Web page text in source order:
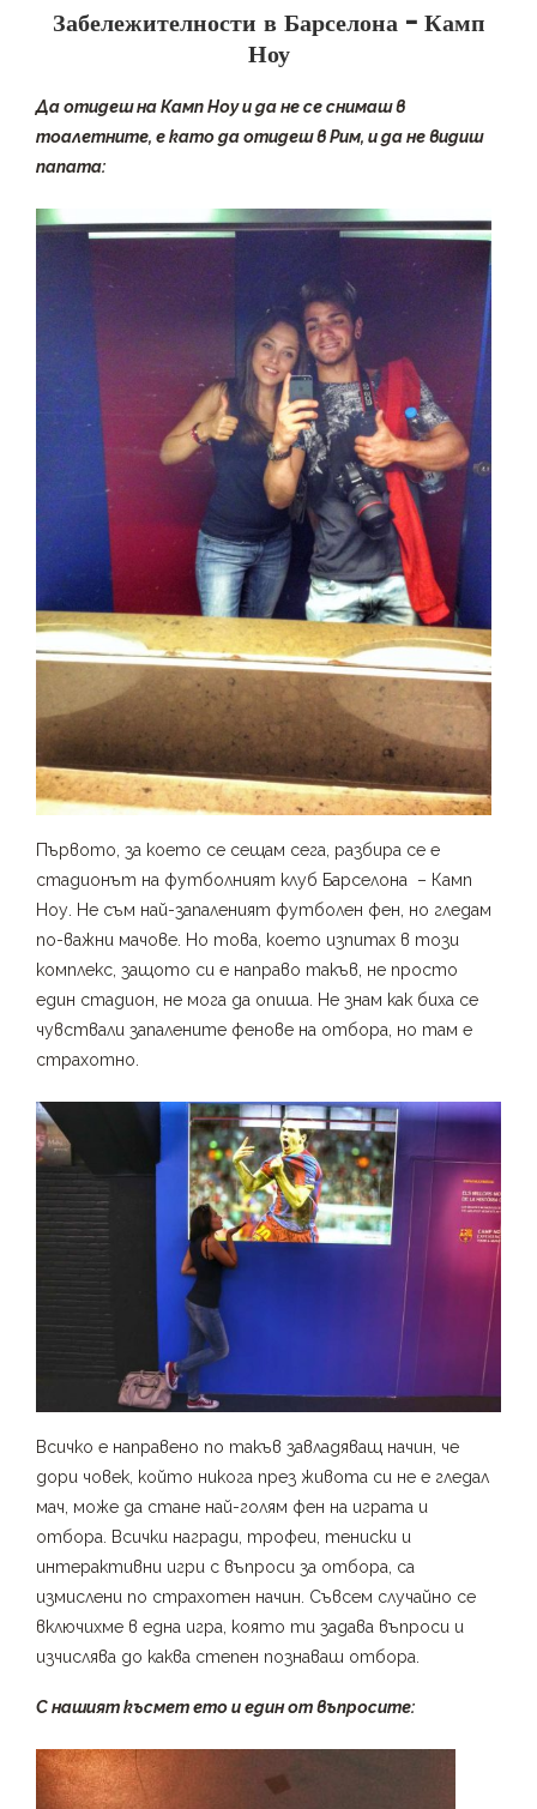
Забележителности в Барселона – Камп
Ноу
Да отидеш на Камп Ноу и да не се снимаш в
тоалетните, е като да отидеш в Рим, и да не видиш
папата:
Първото, за което се сещам сега, разбира се е
стадионът на футболният клуб Барселона – Камп
Ноу. Не съм най-запаленият футболен фен, но гледам
по-важни мачове. Но това, което изпитах в този
комплекс, защото си е направо такъв, не просто
един стадион, не мога да опиша. Не знам как биха се
чувствали запалените фенове на отбора, но там е
страхотно.
Всичко е направено по такъв завладяващ начин, че
дори човек, който никога през живота си не е гледал
мач, може да стане най-голям фен на играта и
отбора. Всички награди, трофеи, тениски и
интерактивни игри с въпроси за отбора, са
измислени по страхотен начин. Съвсем случайно се
включихме в една игра, която ти задава въпроси и
изчислява до каква степен познаваш отбора.
С нашият късмет ето и един от въпросите: